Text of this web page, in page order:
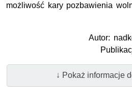
możliwość kary pozbawienia
Autor:
↓ Pokaż informacje